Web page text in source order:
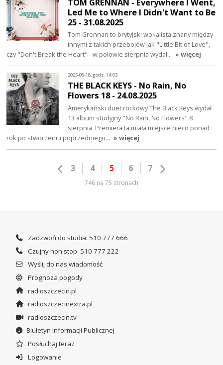
Led Me to Where I Didn't Want to Be
25 - 31.08.2025
Tom Grennan to brytyjski wokalista znany między
innymi z takich przebojów jak "Little Bit of Love",
czy "Don't Break the Heart" - w połowie sierpnia wydał… » więcej
2025-08-18, godz. 14:03
THE BLACK KEYS - No Rain, No
Flowers 18 - 24.08.2025
Amerykański duet rockowy The Black Keys wydał
13 album studyjny "No Rain, No Flowers" 8
sierpnia. Premiera ta miała miejsce nieco ponad
rok po stworzeniu poprzedniego… » więcej
3 4 5 6 7
746 na 75 stronach
Zadzwoń do studia: 510 777 666
Czujny non stop: 510 777 222
Wyślij do nas wiadomość
Prognoza pogody
radioszczecin.pl
radioszczecinextra.pl
radioszczecin.tv
Biuletyn Informacji Publicznej
Posłuchaj teraz
Logowanie